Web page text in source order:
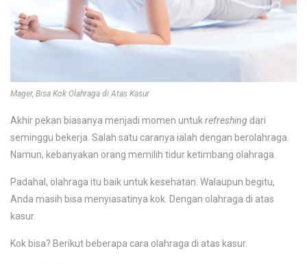
Mager, Bisa Kok Olahraga di Atas Kasur
Akhir pekan biasanya menjadi momen untuk refreshing dari
seminggu bekerja. Salah satu caranya ialah dengan berolahraga.
Namun, kebanyakan orang memilih tidur ketimbang olahraga.
Padahal, olahraga itu baik untuk kesehatan. Walaupun begitu,
Anda masih bisa menyiasatinya kok. Dengan olahraga di atas
kasur.
Kok bisa? Berikut beberapa cara olahraga di atas kasur.